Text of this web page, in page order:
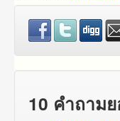
10 คำถาม